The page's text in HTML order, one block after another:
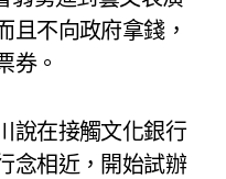
且不向政府拿錢，
券。
說在接觸文化銀行
念相近，開始試辦